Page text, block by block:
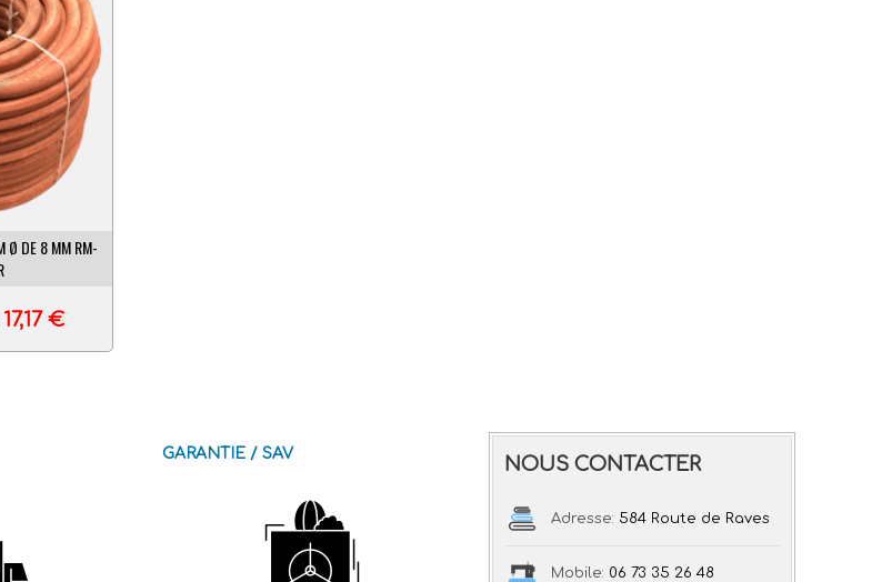
Ø DE 8 MM RM-
17,17€
GARANTIE / SAV NOUS CONTACTER
Adresse: 584 Route de Raves
Mobile: 06 73 35 26 48